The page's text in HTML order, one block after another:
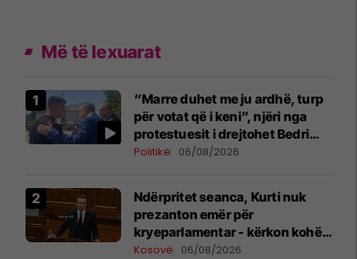
Më të lexuarat
“Marre duhet me ju ardhë, turp
për votat që i keni”, njëri nga
protestuesit i drejtohet Bedri
Hamzës
Politikë 06/08/2026
Ndërpritet seanca, Kurti nuk
prezanton emër për
kryeparlamentar - kërkon kohë
shtesë për marrëveshje politike
Kosovë 06/08/2026